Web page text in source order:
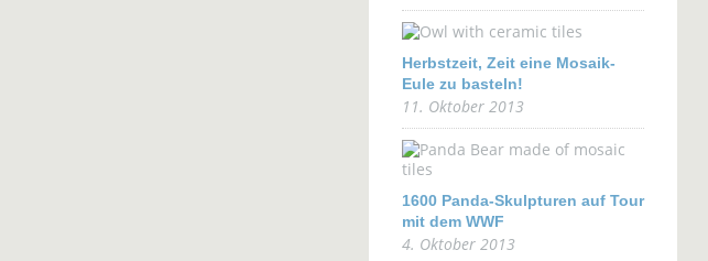
Herbstzeit, Zeit eine Mosaik-
Eule zu basteln!
11. Oktober 2013
1600 Panda-Skulpturen auf Tour
mit dem WWF
4. Oktober 2013